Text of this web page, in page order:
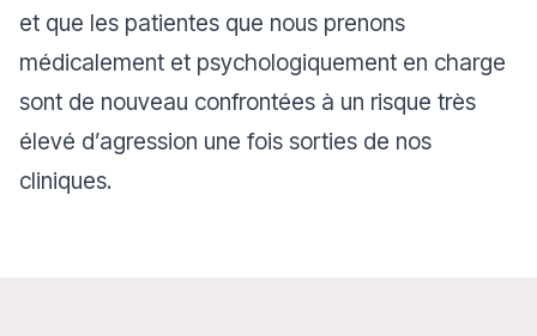
et que les patientes que nous prenons
médicalement et psychologiquement en charge
sont de nouveau confrontées à un risque très
élevé d’agression une fois sorties de nos
cliniques.